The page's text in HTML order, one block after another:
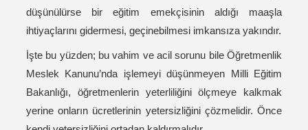
düşünülürse bir eğitim emekçisinin aldığı maaşla
ihtiyaçlarını gidermesi, geçinebilmesi imkansıza yakındır.
İşte bu yüzden; bu vahim ve acil sorunu bile Öğretmenlik
Meslek Kanunu’nda işlemeyi düşünmeyen Milli Eğitim
Bakanlığı, öğretmenlerin yeterliliğini ölçmeye kalkmak
yerine onların ücretlerinin yetersizliğini çözmelidir. Önce